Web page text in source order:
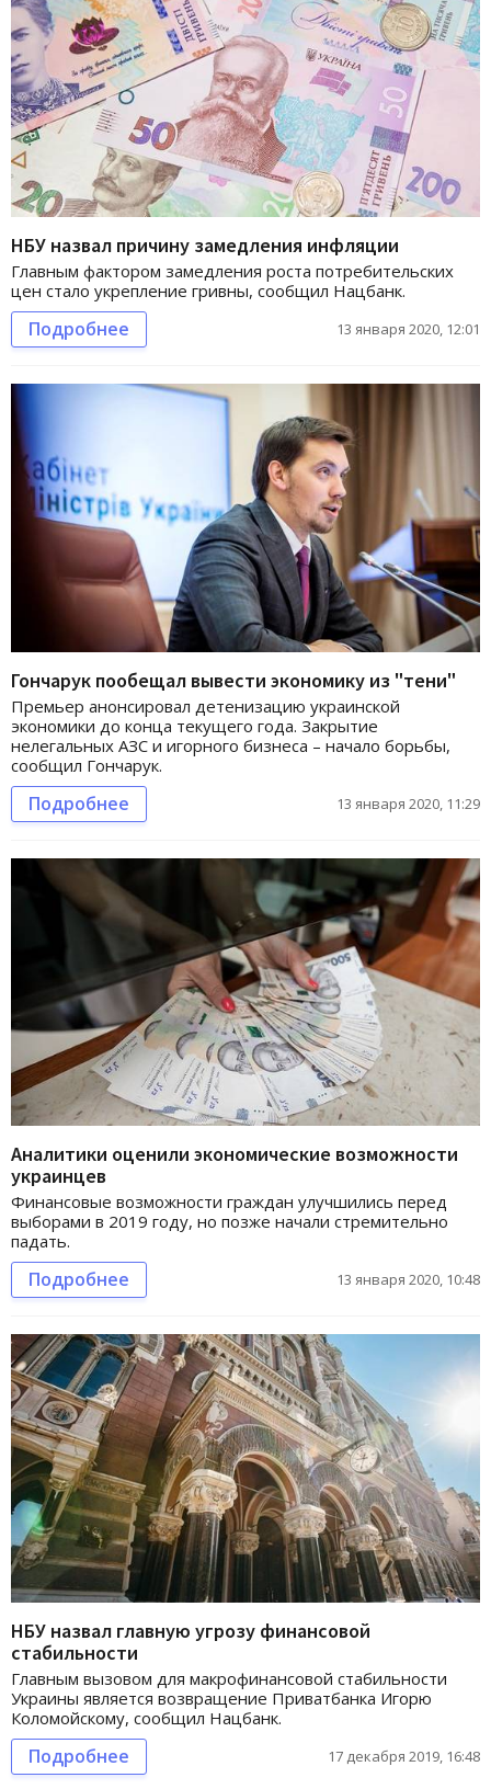
НБУ назвал причину замедления инфляции
Главным фактором замедления роста потребительских
цен стало укрепление гривны, сообщил Нацбанк.
Подробнее 13 января 2020, 12:01
Гончарук пообещал вывести экономику из "тени"
Премьер анонсировал детенизацию украинской
экономики до конца текущего года. Закрытие
нелегальных АЗС и игорного бизнеса – начало борьбы,
сообщил Гончарук.
Подробнее 13 января 2020, 11:29
Аналитики оценили экономические возможности
украинцев
Финансовые возможности граждан улучшились перед
выборами в 2019 году, но позже начали стремительно
падать.
Подробнее 13 января 2020, 10:48
НБУ назвал главную угрозу финансовой
стабильности
Главным вызовом для макрофинансовой стабильности
Украины является возвращение Приватбанка Игорю
Коломойскому, сообщил Нацбанк.
Подробнее 17 декабря 2019, 16:48